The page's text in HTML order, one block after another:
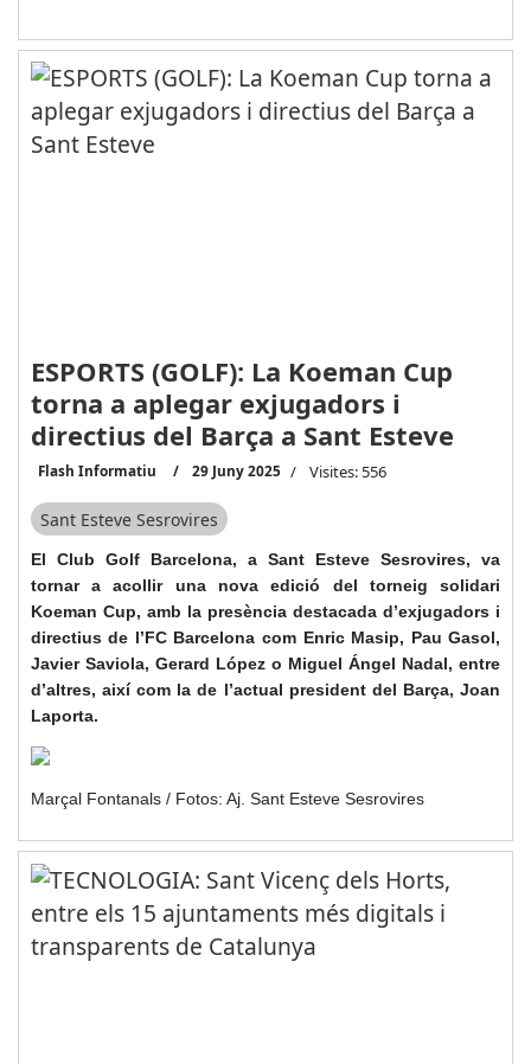
ESPORTS (GOLF): La Koeman Cup
torna a aplegar exjugadors i
directius del Barça a Sant Esteve
Flash Informatiu 29 Juny 2025 Visites: 556
Sant Esteve Sesrovires
El Club Golf Barcelona, a Sant Esteve Sesrovires, va
tornar a acollir una nova edició del torneig solidari
Koeman Cup, amb la presència destacada d’exjugadors i
directius de l’FC Barcelona com Enric Masip, Pau Gasol,
Javier Saviola, Gerard López o Miguel Ángel Nadal, entre
d’altres, així com la de l’actual president del Barça, Joan
Laporta.
Marçal Fontanals / Fotos: Aj. Sant Esteve Sesrovires